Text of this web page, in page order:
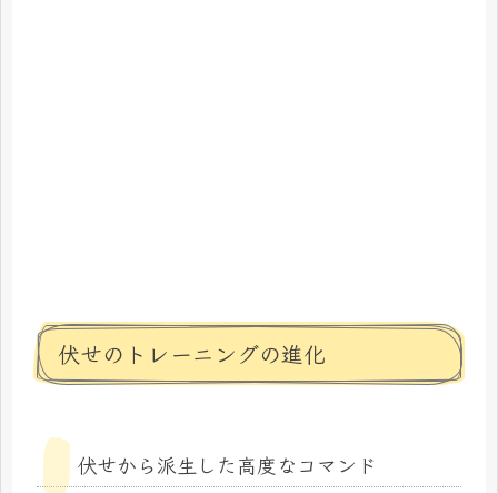
伏せのトレーニングの進化
伏せから派生した高度なコマンド